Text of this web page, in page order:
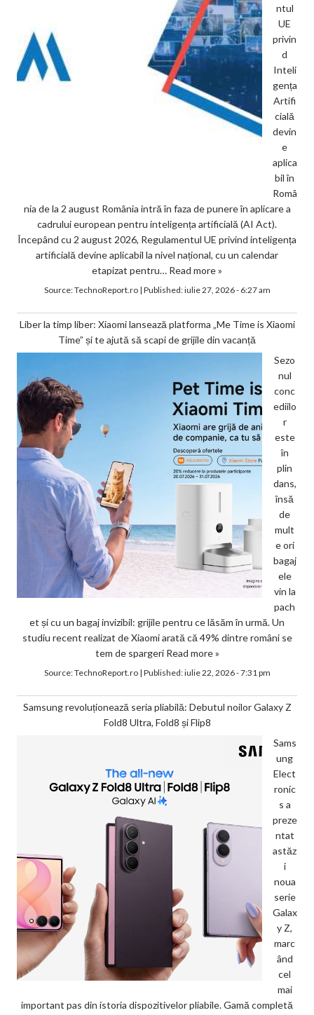
ntul
UE
privin
d
Inteli
gența
Artifi
cială
devin
e
aplica
bil în
Româ
nia de la 2 august România intră în faza de punere în aplicare a
cadrului european pentru inteligența artificială (AI Act).
Începând cu 2 august 2026, Regulamentul UE privind inteligența
artificială devine aplicabil la nivel național, cu un calendar
etapizat pentru… Read more »
Source:TechnoReport.ro| Published:iulie 27, 2026 - 6:27 am
Liber la timp liber: Xiaomi lansează platforma „Me Time is Xiaomi
Time” și te ajută să scapi de grijile din vacanță
Sezo
nul
conc
ediilo
r
este
în
plin
dans,
însă
de
mult
e ori
bagaj
ele
vin la
pach
et și cu un bagaj invizibil: grijile pentru ce lăsăm în urmă. Un
studiu recent realizat de Xiaomi arată că 49% dintre români se
tem de spargeri Read more »
Source:TechnoReport.ro| Published:iulie 22, 2026 - 7:31 pm
Samsung revoluționează seria pliabilă: Debutul noilor Galaxy Z
Fold8 Ultra, Fold8 și Flip8
Sams
ung
Elect
ronic
s a
preze
ntat
astăz
i
noua
serie
Galax
y Z,
marc
ând
cel
mai
important pas din istoria dispozitivelor pliabile. Gamă completă